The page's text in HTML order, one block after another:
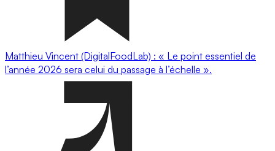
Matthieu Vincent (DigitalFoodLab) : « Le point essentiel de
l’année 2026 sera celui du passage à l’échelle ».